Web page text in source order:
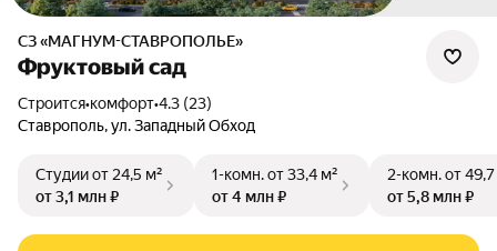
СЗ «МАГНУМ-СТАВРОПОЛЬЕ»
Фруктовый сад
Строится•комфорт•4.3 (23)
Ставрополь,ул. Западный Обход
Студииот 24,5 м²
от 3,1 млн ₽
1-комн.от 33,4 м²
от 4 млн ₽
2-комн.от
от 5,8 млн ₽